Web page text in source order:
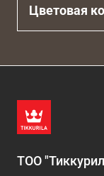
Цветовая
ТОО